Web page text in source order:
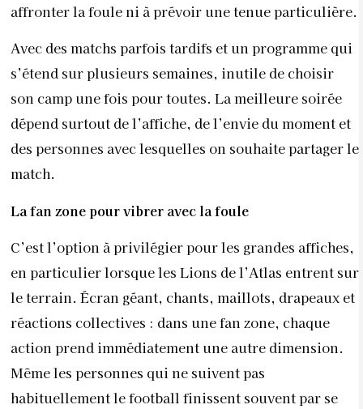
affronter la foule ni à prévoir une tenue particulière.
Avec des matchs parfois tardifs et un programme qui
s’étend sur plusieurs semaines, inutile de choisir
son camp une fois pour toutes. La meilleure soirée
dépend surtout de l’affiche, de l’envie du moment et
des personnes avec lesquelles on souhaite partager le
match.
La fan zone pour vibrer avec la foule
C’est l’option à privilégier pour les grandes affiches,
en particulier lorsque les Lions de l’Atlas entrent sur
le terrain. Écran géant, chants, maillots, drapeaux et
réactions collectives : dans une fan zone, chaque
action prend immédiatement une autre dimension.
Même les personnes qui ne suivent pas
habituellement le football finissent souvent par se